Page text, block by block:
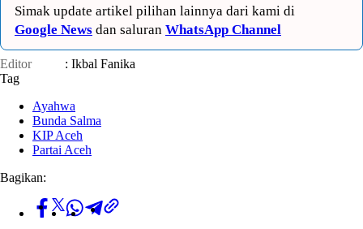
Simak update artikel pilihan lainnya dari kami di
Google News dan saluran WhatsApp Channel
Editor
: Ikbal Fanika
Tag
Ayahwa
Bunda Salma
KIP Aceh
Partai Aceh
Bagikan: